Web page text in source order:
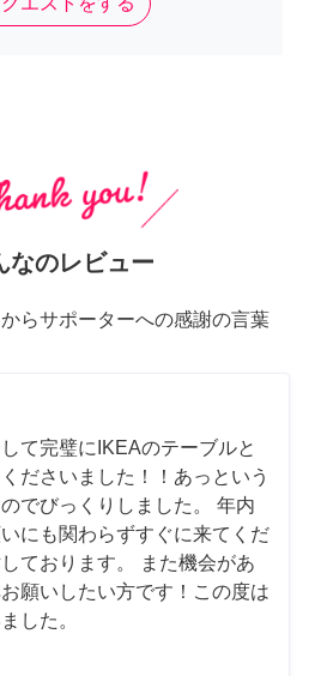
なのレビュー
らサポーターへの感謝の言葉
て完璧にIKEAのテーブルと
ださいました！！あっという
でびっくりしました。 年内
にも関わらずすぐに来てくだ
ております。 また機会があ
願いしたい方です！この度は
した。